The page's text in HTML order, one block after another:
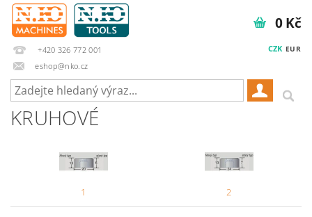
+420 326 772 001
eshop@nko.cz
CZK EUR
0 Kč
KRUHOVÉ
1 2